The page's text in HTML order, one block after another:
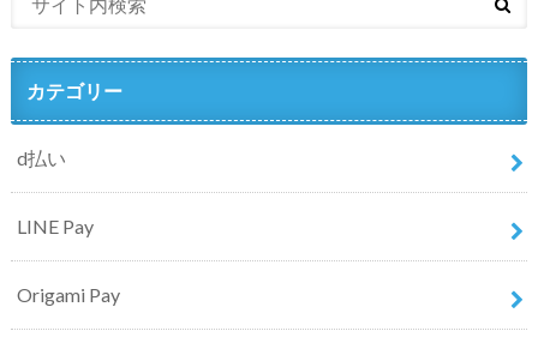
カテゴリー
d払い
LINE Pay
Origami Pay